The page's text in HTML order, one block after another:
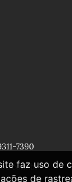
7390
faz uso de
de